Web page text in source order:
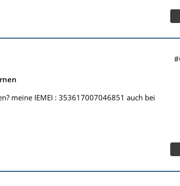
meine IEMEI : 353617007046851 auch bei